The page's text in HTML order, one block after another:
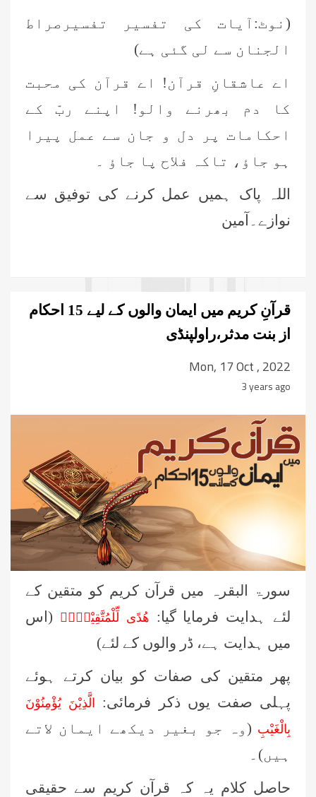
(نوٹ:آیات کی تفسیر تفسیرصراط
الجنان سے لی گئی ہے)
اے عاشقانِ قرآن! اے قرآن کی محبت
کا دم بھرنے والو! اپنے ربّ کے
احکامات پر دل و جان سے عمل پیرا
ہو جاؤ، تاکہ فلاح پا جاؤ ۔
اللہ پاک ہمیں عمل کرنے کی توفیق سے
نوازے۔آمین
قرآنِ کریم میں ایمان والوں کے لیے 15 احکام
از بنت مدثر،راولپنڈی
Mon, 17 Oct , 2022
3 years ago
سورۃ البقرہ میں قرآن کریم کو متقین کے
لئے ہدایت فرمایا گیا: هُدًى لِّلْمُتَّقِيْنَ۠ۙ (اس
میں ہدایت ہے، ڈر والوں کے لئے)
پھر متقین کی صفات کو بیان کرتے ہوئے
پہلی صفت یوں ذکر فرمائی: الَّذِيْنَ يُؤْمِنُوْنَ
بِالْغَيْبِ (وہ جو بغیر دیکھے ایمان لاتے
ہیں)۔
حاصل کلام یہ کہ قرآن کریم سے حقیقی